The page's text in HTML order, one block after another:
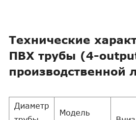
Технические
ПВХ трубы (4-
производственной
Диаметр
Модель